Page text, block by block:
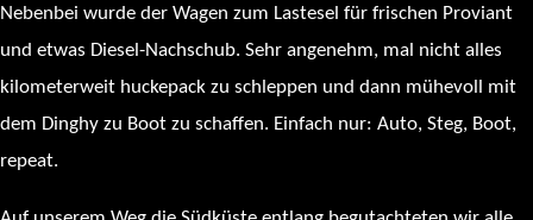
Nebenbei wurde der Wagen zum Lastesel für frischen Proviant
und etwas Diesel-Nachschub. Sehr angenehm, mal nicht alles
kilometerweit huckepack zu schleppen und dann mühevoll mit
dem Dinghy zu Boot zu schaffen. Einfach nur: Auto, Steg, Boot,
repeat.